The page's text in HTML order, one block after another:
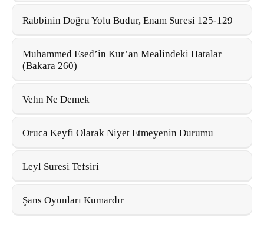
Rabbinin Doğru Yolu Budur, Enam Suresi 125-129
Muhammed Esed’in Kur’an Mealindeki Hatalar
(Bakara 260)
Vehn Ne Demek
Oruca Keyfi Olarak Niyet Etmeyenin Durumu
Leyl Suresi Tefsiri
Şans Oyunları Kumardır